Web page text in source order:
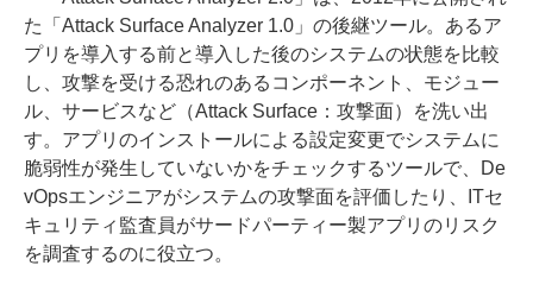
た「Attack Surface Analyzer 1.0」の後継ツール。あるア
プリを導入する前と導入した後のシステムの状態を比較
し、攻撃を受ける恐れのあるコンポーネント、モジュー
ル、サービスなど（Attack Surface：攻撃面）を洗い出
す。アプリのインストールによる設定変更でシステムに
脆弱性が発生していないかをチェックするツールで、De
vOpsエンジニアがシステムの攻撃面を評価したり、ITセ
キュリティ監査員がサードパーティー製アプリのリスク
を調査するのに役立つ。